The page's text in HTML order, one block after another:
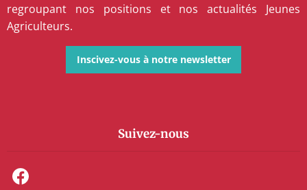
regroupant nos positions et nos actualités Jeunes
Agriculteurs.
Inscivez-vous à notre newsletter
Suivez-nous